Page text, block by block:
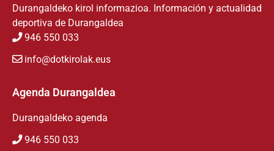
Durangaldeko kirol informazioa. Información y actualidad
deportiva de Durangaldea
946 550 033
info@dotkirolak.eus
Agenda Durangaldea
Durangaldeko agenda
946 550 033